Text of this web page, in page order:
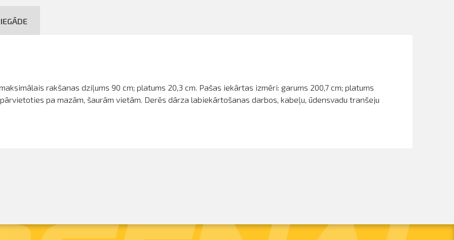
rakšanas dziļums 90 cm; platums 20,3 cm. Pašas iekārtas izmēri: garums 200,7 cm; platums
pa mazām, šaurām vietām. Derēs dārza labiekārtošanas darbos, kabeļu, ūdensvadu tranšeju